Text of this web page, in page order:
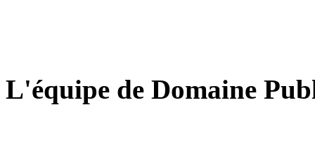
L'équipe de Domaine